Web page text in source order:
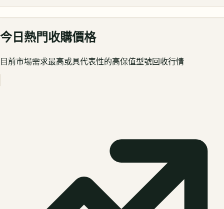
今日熱門收購價格
目前市場需求最高或具代表性的高保值型號回收行情